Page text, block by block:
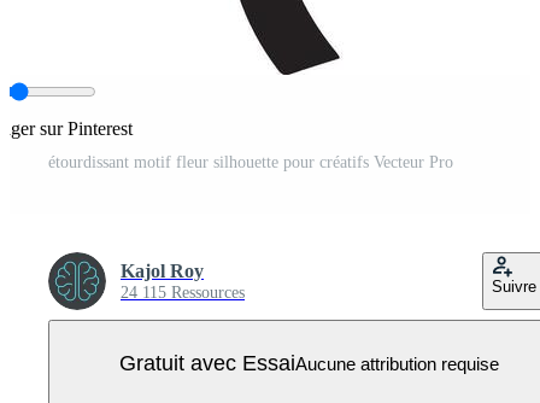
sur Pinterest
étourdissant motif fleur silhouette pour créatifs Vecteur Pro
Kajol Roy
24 115 Ressources Suivre
Gratuit avec EssaiAucune attribution requise